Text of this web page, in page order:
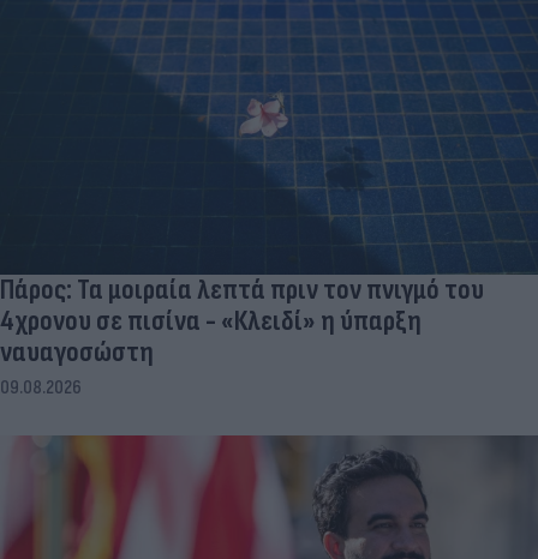
Πάρος: Τα μοιραία λεπτά πριν τον πνιγμό του
4χρονου σε πισίνα - «Κλειδί» η ύπαρξη
ναυαγοσώστη
09.08.2026